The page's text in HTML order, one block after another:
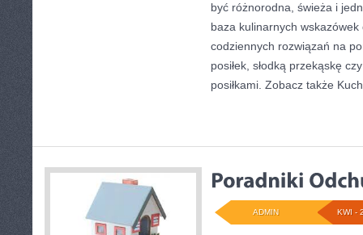
być różnorodna, świeża i
baza kulinarnych
codziennych rozwiązań na
posiłek, słodką przekąskę
posiłkami. Zobacz także
KWI -
ADMIN